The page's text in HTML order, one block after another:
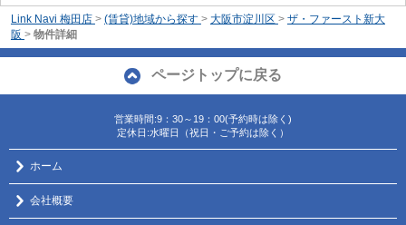
Link Navi 梅田店 > (賃貸)地域から探す > 大阪市淀川区 > ザ・ファースト新大
阪 > 物件詳細
ページトップに戻る
営業時間:9：30～19：00(予約時は除く)
定休日:水曜日（祝日・ご予約は除く）
ホーム
会社概要